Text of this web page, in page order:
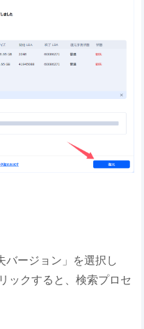
バージョン」を選択し
ックすると、検索プロセ